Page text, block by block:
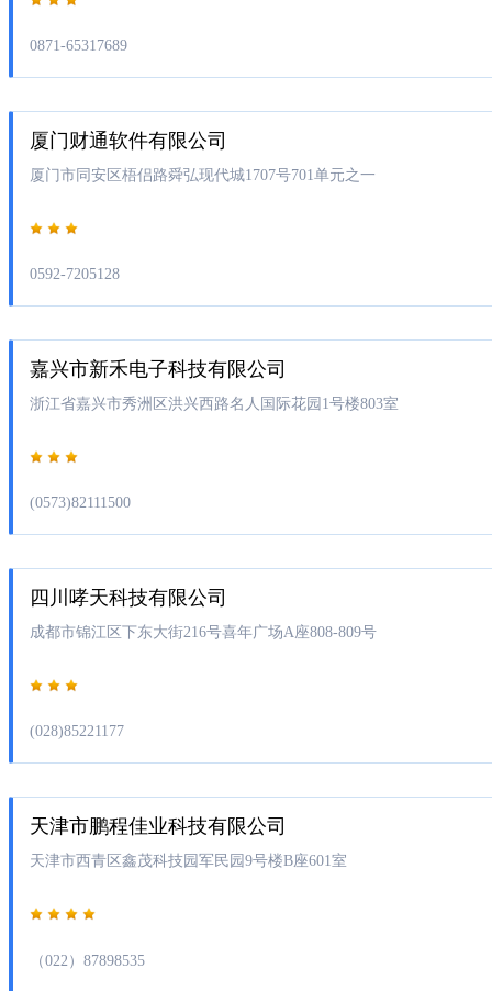
0871-65317689
厦门财通软件有限公司
厦门市同安区梧侣路舜弘现代城1707号701单元之一
0592-7205128
嘉兴市新禾电子科技有限公司
浙江省嘉兴市秀洲区洪兴西路名人国际花园1号楼803室
(0573)82111500
四川哮天科技有限公司
成都市锦江区下东大街216号喜年广场A座808-809号
(028)85221177
天津市鹏程佳业科技有限公司
天津市西青区鑫茂科技园军民园9号楼B座601室
（022）87898535